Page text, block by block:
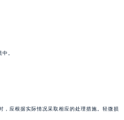
。
，应根据实际情况采取相应的处理措施。轻微损